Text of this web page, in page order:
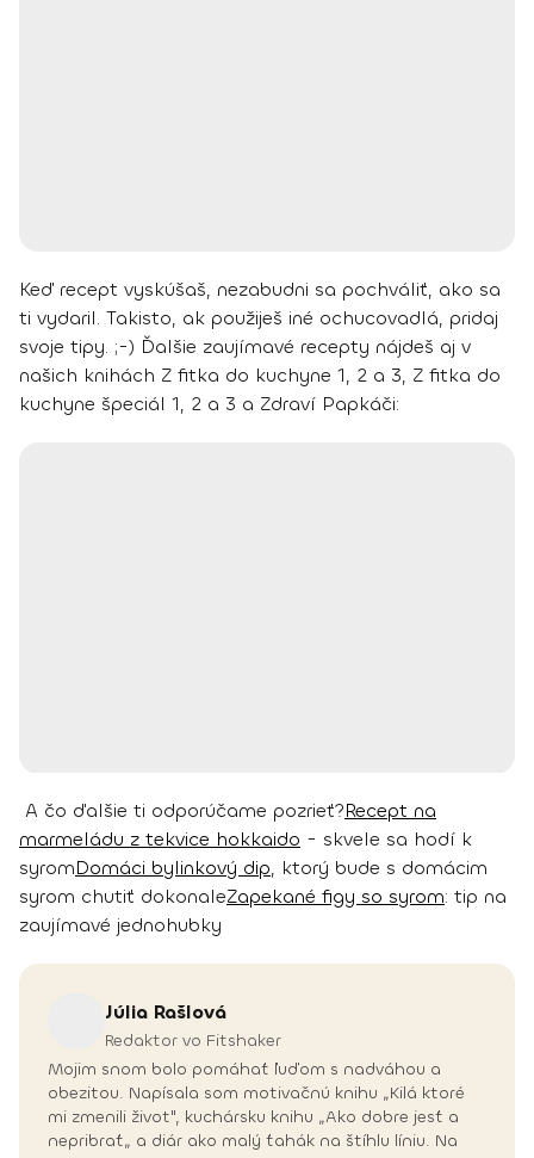
Keď recept vyskúšaš, nezabudni sa pochváliť, ako sa
ti vydaril. Takisto, ak použiješ iné ochucovadlá, pridaj
svoje tipy. ;-) Ďalšie zaujímavé recepty nájdeš aj v
našich knihách Z fitka do kuchyne 1, 2 a 3, Z fitka do
kuchyne špeciál 1, 2 a 3 a Zdraví Papkáči:
A čo ďalšie ti odporúčame pozrieť?Recept na
marmeládu z tekvice hokkaido - skvele sa hodí k
syromDomáci bylinkový dip, ktorý bude s domácim
syrom chutiť dokonaleZapekané figy so syrom: tip na
zaujímavé jednohubky
Júlia Rašlová
Redaktor vo Fitshaker
Mojim snom bolo pomáhať ľuďom s nadváhou a
obezitou. Napísala som motivačnú knihu „Kilá ktoré
mi zmenili život", kuchársku knihu „Ako dobre jesť a
nepribrať„ a diár ako malý ťahák na štíhlu líniu. Na